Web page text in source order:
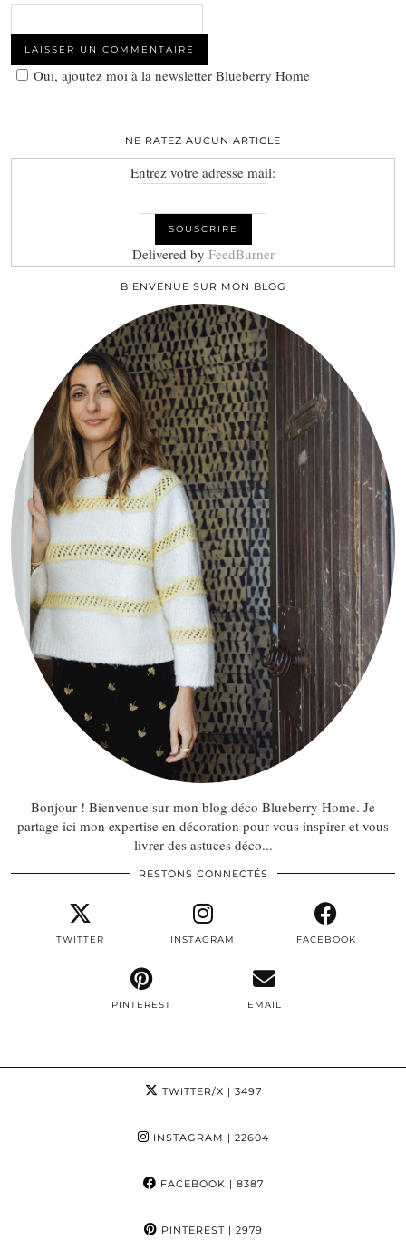
Oui, ajoutez moi à la newsletter Blueberry Home
NE RATEZ AUCUN ARTICLE
Entrez votre adresse mail:
Delivered by FeedBurner
BIENVENUE SUR MON BLOG
Bonjour ! Bienvenue sur mon blog déco Blueberry Home. Je
partage ici mon expertise en décoration pour vous inspirer et vous
livrer des astuces déco...
RESTONS CONNECTÉS
TWITTER INSTAGRAM FACEBOOK
PINTEREST EMAIL
TWITTER/X | 3497
INSTAGRAM | 22604
FACEBOOK | 8387
PINTEREST| 2979